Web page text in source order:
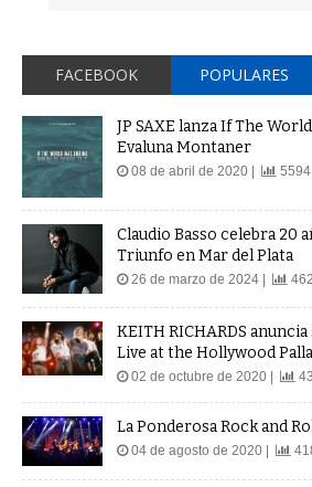
FACEBOOK POPULARES
JP SAXE lanza If The
Evaluna Montaner
08 de abril de 2020 | 5594
Claudio Basso celebra 20
Triunfo en Mar del Plata
26 de marzo de 2024 |
KEITH RICHARDS
Live at the Hollywood
02 de octubre de 2020 |
La Ponderosa Rock and
04 de agosto de 2020 |